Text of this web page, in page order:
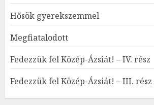
Hősök gyerekszemmel
Megfiatalodott
Fedezzük fel Közép-Ázsiát! – IV. rész
Fedezzük fel Közép-Ázsiát! – III. rész